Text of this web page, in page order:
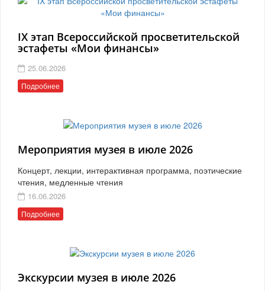
IX этап Всероссийской просветительской
эстафеты «Мои финансы»
25.06.2026
Подробнее
Мероприятия музея в июле 2026
Концерт, лекции, интерактивная программа, поэтические
чтения, медленные чтения
16.06.2026
Подробнее
Экскурсии музея в июле 2026